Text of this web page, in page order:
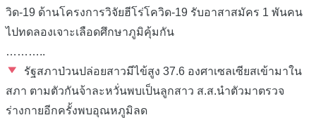
วิด-19 ด้านโครงการวิจัยฮีโร่โควิด-19 รับอาสาสมัคร 1 พันคน
ไปทดลองเจาะเลือดศึกษาภูมิคุ้มกัน
………..
รัฐสภาป่วนปล่อยสาวมีไข้สูง 37.6 องศาเซลเซียสเข้ามาใน
สภา ตามตัวกันจ้าละหวั่นพบเป็นลูกสาว ส.ส.นำตัวมาตรวจ
ร่างกายอีกครั้งพบอุณหภูมิลด